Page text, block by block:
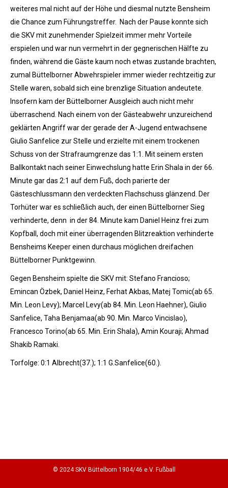
weiteres mal nicht auf der Höhe und diesmal nutzte Bensheim
die Chance zum Führungstreffer. Nach der Pause konnte sich
die SKV mit zunehmender Spielzeit immer mehr Vorteile
erspielen und war nun vermehrt in der gegnerischen Hälfte zu
finden, während die Gäste kaum noch etwas zustande brachten,
zumal Büttelborner Abwehrspieler immer wieder rechtzeitig zur
Stelle waren, sobald sich eine brenzlige Situation andeutete.
Insofern kam der Büttelborner Ausgleich auch nicht mehr
überraschend. Nach einem von der Gästeabwehr unzureichend
geklärten Angriff war der gerade der A-Jugend entwachsene
Giulio Sanfelice zur Stelle und erzielte mit einem trockenen
Schuss von der Strafraumgrenze das 1:1. Mit seinem ersten
Ballkontakt nach seiner Einwechslung hatte Erin Shala in der 66.
Minute gar das 2:1 auf dem Fuß, doch parierte der
Gästeschlussmann den verdeckten Flachschuss glänzend. Der
Torhüter war es schließlich auch, der einen Büttelborner Sieg
verhinderte, denn in der 84. Minute kam Daniel Heinz frei zum
Kopfball, doch mit einer überragenden Blitzreaktion verhinderte
Bensheims Keeper einen durchaus möglichen dreifachen
Büttelborner Punktgewinn.
Gegen Bensheim spielte die SKV mit: Stefano Francioso;
Emincan Özbek, Daniel Heinz, Ferhat Akbas, Matej Tomic(ab 65.
Min. Leon Levy); Marcel Levy(ab 84. Min. Leon Haehner), Giulio
Sanfelice, Taha Benjamaa(ab 90. Min. Marco Vincislao),
Francesco Torino(ab 65. Min. Erin Shala), Amin Kouraji; Ahmad
Shakib Ramaki.
Torfolge: 0:1 Albrecht(37.); 1:1 G.Sanfelice(60.).
© 2024 SKV Büttelborn 1904/46 e.V. Fußball